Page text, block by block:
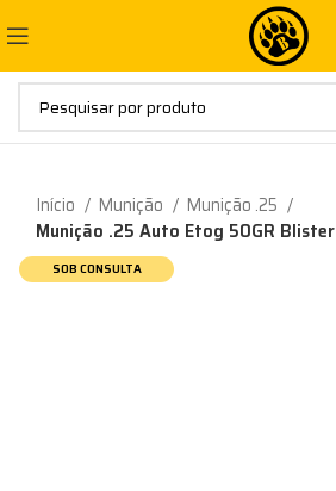
Início Munição
Munição .25
Munição .25 Auto Etog 50GR Blister
SOB CONSULTA